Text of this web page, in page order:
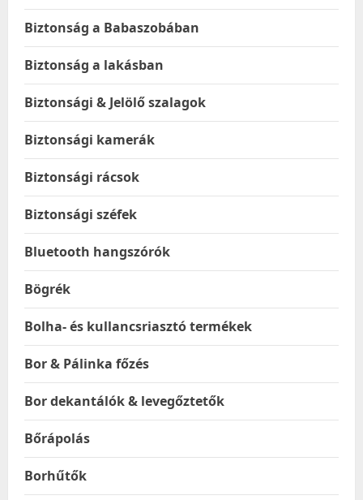
Biztonság a Babaszobában
Biztonság a lakásban
Biztonsági & Jelölő szalagok
Biztonsági kamerák
Biztonsági rácsok
Biztonsági széfek
Bluetooth hangszórók
Bögrék
Bolha- és kullancsriasztó termékek
Bor & Pálinka főzés
Bor dekantálók & levegőztetők
Bőrápolás
Borhűtők